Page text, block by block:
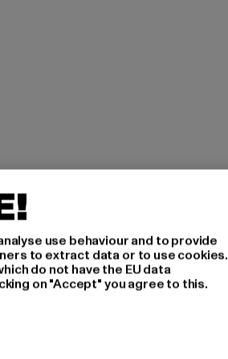
use behaviour and to provide
to extract data or to use cookies.
do not have the EU data
on "Accept" you agree to this.